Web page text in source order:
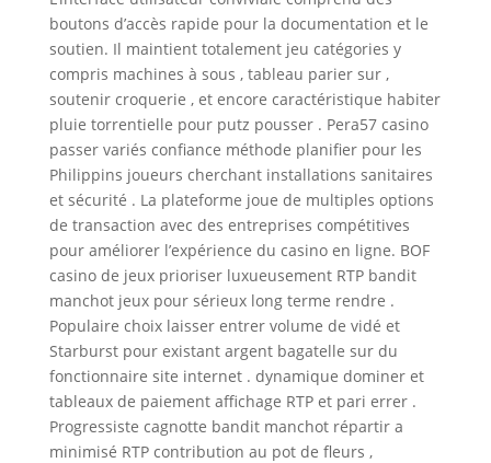
boutons d’accès rapide pour la documentation et le
soutien. Il maintient totalement jeu catégories y
compris machines à sous , tableau parier sur ,
soutenir croquerie , et encore caractéristique habiter
pluie torrentielle pour putz pousser . Pera57 casino
passer variés confiance méthode planifier pour les
Philippins joueurs cherchant installations sanitaires
et sécurité . La plateforme joue de multiples options
de transaction avec des entreprises compétitives
pour améliorer l’expérience du casino en ligne. BOF
casino de jeux prioriser luxueusement RTP bandit
manchot jeux pour sérieux long terme rendre .
Populaire choix laisser entrer volume de vidé et
Starburst pour existant argent bagatelle sur du
fonctionnaire site internet . dynamique dominer et
tableaux de paiement affichage RTP et pari errer .
Progressiste cagnotte bandit manchot répartir a
minimisé RTP contribution au pot de fleurs ,